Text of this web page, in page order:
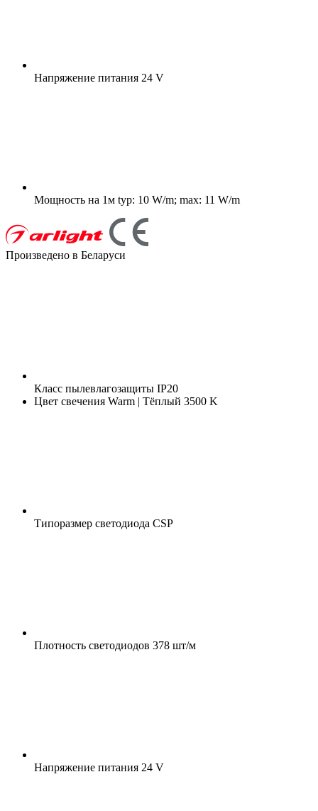
Напряжение питания 24 V
Мощность на 1м typ: 10 W/m; max: 11 W/m
Произведено в Беларуси
Класс пылевлагозащиты IP20
Цвет свечения Warm | Тёплый 3500 K
Типоразмер светодиода CSP
Плотность светодиодов 378 шт/м
Напряжение питания 24 V